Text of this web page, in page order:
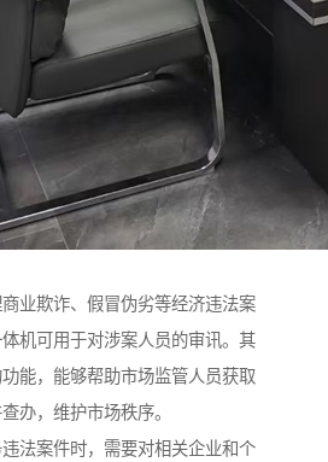
业欺诈、假冒伪劣等经济违法案
机可用于对涉案人员的审讯。其
能，能够帮助市场监管人员获取
办，维护市场秩序。​
法案件时，需要对相关企业和个